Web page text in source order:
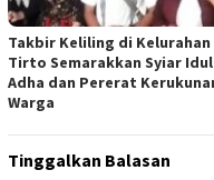
Takbir Keliling di Kelurahan
Tirto Semarakkan Syiar Idul
Adha dan Pererat
Warga
Tinggalkan Balasan